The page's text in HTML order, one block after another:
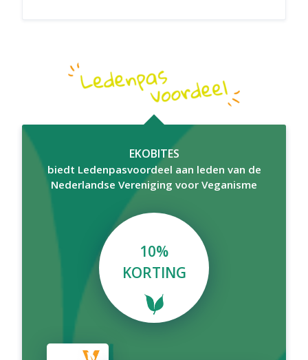
EKOBITES
biedt Ledenpasvoordeel aan leden van de
Nederlandse Vereniging voor Veganisme
10%
KORTING